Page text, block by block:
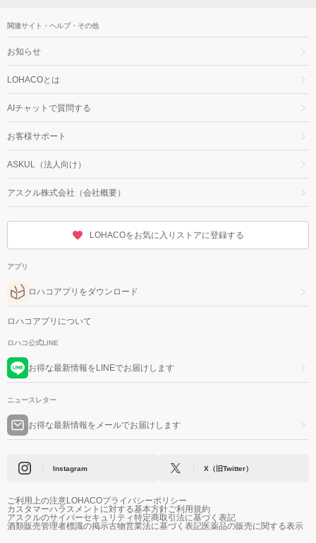
関連サイト・ヘルプ・その他
お知らせ
LOHACOとは
AIチャットで質問する
お客様サポート
ASKUL（法人向け）
アスクル株式会社（会社概要）
LOHACOをお気に入りストアに登録する
アプリ
ロハコアプリをダウンロード
ロハコアプリについて
ロハコ公式LINE
お得な最新情報をLINEでお届けします
ニュースレター
お得な最新情報をメールでお届けします
Instagram X（旧Twitter）
ご利用上の注意LOHACOプライバシーポリシー
カスタマーハラスメントに対する基本方針ご利用規約
アスクルのサイバーセキュリティ特定商取引法に基づく表記
酒類販売管理者標識の掲示古物営業法に基づく表記医薬品の販売に関する表示